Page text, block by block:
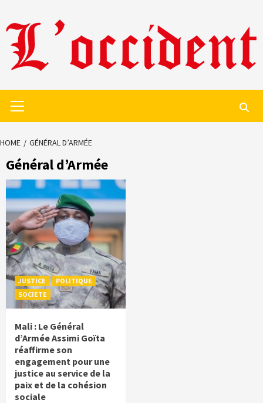
to
content
Menu
HOME GÉNÉRAL D’ARMÉE
Général d’Armée
JUSTICE
POLITIQUE
SOCIETE
Mali : Le Général
d’Armée Assimi Goïta
réaffirme son
engagement pour une
justice au service de la
paix et de la cohésion
sociale